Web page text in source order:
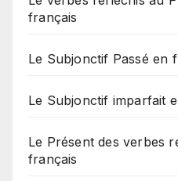
français
Le Subjonctif Passé en
Le Subjonctif imparfait
Le Présent des verbes
français